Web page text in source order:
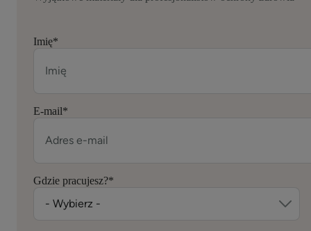
Imię*
E-mail*
Gdzie pracujesz?*